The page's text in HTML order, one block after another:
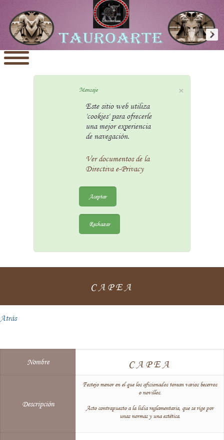
×
Mensaje
Este sitio web utiliza
'cookies' para ofrecerle
una mejor experiencia
de navegación.
Ver documentos de la
Directiva e-Privacy
Aceptar
Rechazar
CAPEA
Atrás
Nombre CAPEA
Descripción
Festejo menor en el que los aficionados torean varios becerros
o novillos.
Acto contrapuesto a la lidia reglamentaria, que se rige por
unas normas y una estética.